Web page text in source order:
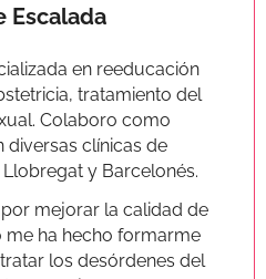
Escalada
en reeducación
tratamiento del
Colaboro como
diversas clínicas de
y Barcelonés.
mejorar la calidad de
ha hecho formarme
los desórdenes del